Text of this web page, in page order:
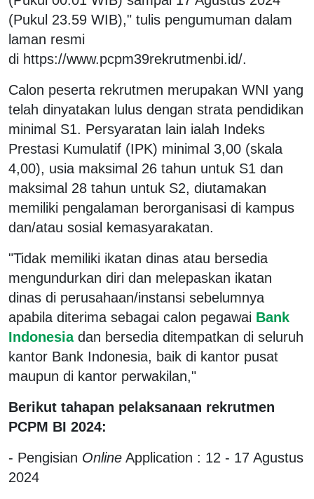
(Pukul 23.59 WIB)," tulis pengumuman dalam
laman resmi
di https://www.pcpm39rekrutmenbi.id/.
Calon peserta rekrutmen merupakan WNI yang
telah dinyatakan lulus dengan strata pendidikan
minimal S1. Persyaratan lain ialah Indeks
Prestasi Kumulatif (IPK) minimal 3,00 (skala
4,00), usia maksimal 26 tahun untuk S1 dan
maksimal 28 tahun untuk S2, diutamakan
memiliki pengalaman berorganisasi di kampus
dan/atau sosial kemasyarakatan.
"Tidak memiliki ikatan dinas atau bersedia
mengundurkan diri dan melepaskan ikatan
dinas di perusahaan/instansi sebelumnya
apabila diterima sebagai calon pegawai Bank
Indonesia dan bersedia ditempatkan di seluruh
kantor Bank Indonesia, baik di kantor pusat
maupun di kantor perwakilan,"
Berikut tahapan pelaksanaan rekrutmen
PCPM BI 2024:
- Pengisian Online Application : 12 - 17 Agustus
2024